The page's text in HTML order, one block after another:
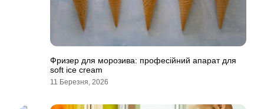
Фризер для морозива: професійний апарат для
soft ice cream
11 Березня, 2026